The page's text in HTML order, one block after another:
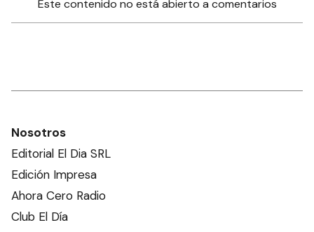
Este contenido no está abierto a comentarios
Nosotros
Editorial El Dia SRL
Edición Impresa
Ahora Cero Radio
Club El Día